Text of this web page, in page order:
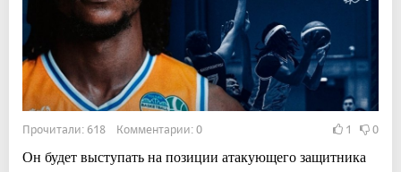
Прочитали: 618 Комментарии: 0 1 0
Он будет выступать на позиции атакующего защитника